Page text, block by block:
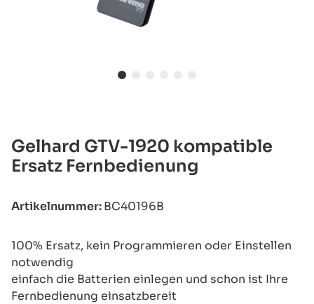
Gelhard GTV-1920 kompatible
Ersatz Fernbedienung
Artikelnummer:BC40196B
100% Ersatz, kein Programmieren oder Einstellen
notwendig
einfach die Batterien einlegen und schon ist Ihre
Fernbedienung einsatzbereit